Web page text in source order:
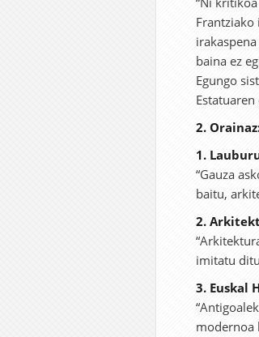
baina ez
Egungo
2.
1.
“Gauza
baitu,
2.
imitatu
3. Euskal
modernoa